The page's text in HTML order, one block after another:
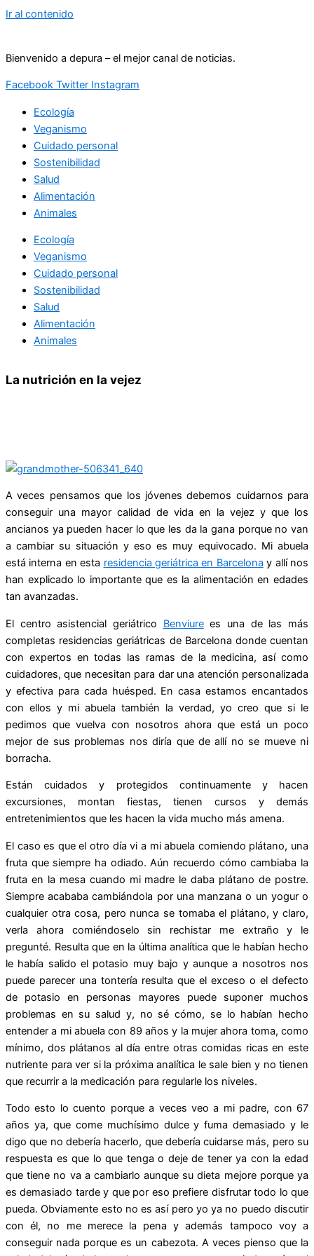
Ir al contenido
Bienvenido a depura – el mejor canal de noticias.
Facebook Twitter Instagram
Ecología
Veganismo
Cuidado personal
Sostenibilidad
Salud
Alimentación
Animales
Ecología
Veganismo
Cuidado personal
Sostenibilidad
Salud
Alimentación
Animales
La nutrición en la vejez
A veces pensamos que los jóvenes debemos cuidarnos para
conseguir una mayor calidad de vida en la vejez y que los
ancianos ya pueden hacer lo que les da la gana porque no van
a cambiar su situación y eso es muy equivocado. Mi abuela
está interna en esta residencia geriátrica en Barcelona y allí nos
han explicado lo importante que es la alimentación en edades
tan avanzadas.
El centro asistencial geriátrico Benviurees una de las más
completas residencias geriátricas de Barcelona donde cuentan
con expertos en todas las ramas de la medicina, así como
cuidadores, que necesitan para dar una atención personalizada
y efectiva para cada huésped. En casa estamos encantados
con ellos y mi abuela también la verdad, yo creo que si le
pedimos que vuelva con nosotros ahora que está un poco
mejor de sus problemas nos diría que de allí no se mueve ni
borracha.
Están cuidados y protegidos continuamente y hacen
excursiones, montan fiestas, tienen cursos y demás
entretenimientos que les hacen la vida mucho más amena.
El caso es que el otro día vi a mi abuela comiendo plátano, una
fruta que siempre ha odiado. Aún recuerdo cómo cambiaba la
fruta en la mesa cuando mi madre le daba plátano de postre.
Siempre acababa cambiándola por una manzana o un yogur o
cualquier otra cosa, pero nunca se tomaba el plátano, y claro,
verla ahora comiéndoselo sin rechistar me extraño y le
pregunté. Resulta que en la última analítica que le habían hecho
le había salido el potasio muy bajo y aunque a nosotros nos
puede parecer una tontería resulta que el exceso o el defecto
de potasio en personas mayores puede suponer muchos
problemas en su salud y, no sé cómo, se lo habían hecho
entender a mi abuela con 89 años y la mujer ahora toma, como
mínimo, dos plátanos al día entre otras comidas ricas en este
nutriente para ver si la próxima analítica le sale bien y no tienen
que recurrir a la medicación para regularle los niveles.
Todo esto lo cuento porque a veces veo a mi padre, con 67
años ya, que come muchísimo dulce y fuma demasiado y le
digo que no debería hacerlo, que debería cuidarse más, pero su
respuesta es que lo que tenga o deje de tener ya con la edad
que tiene no va a cambiarlo aunque su dieta mejore porque ya
es demasiado tarde y que por eso prefiere disfrutar todo lo que
pueda. Obviamente esto no es así pero yo ya no puedo discutir
con él, no me merece la pena y además tampoco voy a
conseguir nada porque es un cabezota. A veces pienso que la